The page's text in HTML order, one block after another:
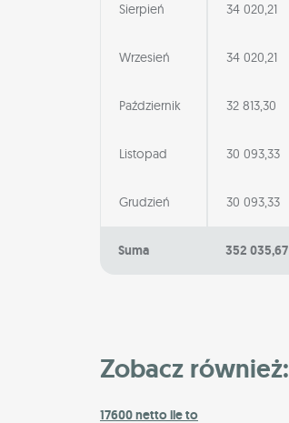
Sierpień 34 020,21
Wrzesień 34 020,21
Październik 32 813,30
Listopad 30 093,33
Grudzień 30 093,33
Suma 352 035,67
Zobacz również:
17600 netto ile to